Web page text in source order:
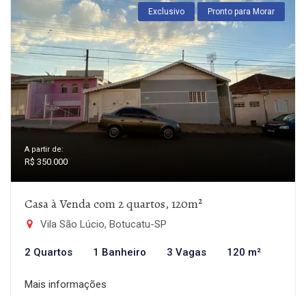
Exclusivo Pronto para Morar
A partir de:
R$ 350.000
Casa à Venda com 2 quartos, 120m²
Vila São Lúcio, Botucatu-SP
2 Quartos 1 Banheiro 3 Vagas 120 m²
Mais informações